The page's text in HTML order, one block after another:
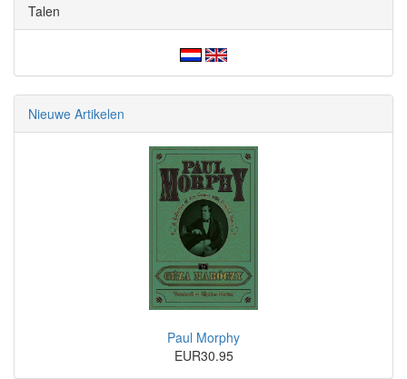
Talen
Nieuwe Artikelen
Paul Morphy
EUR30.95